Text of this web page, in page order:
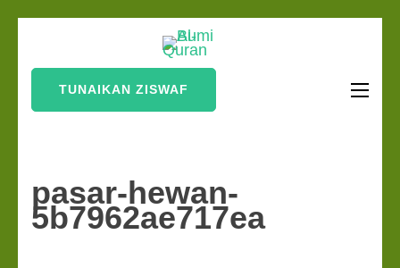
(Tekan
Kebahagiaan Dunia-
TUNAIKAN ZISWAF
pasar-hewan-
5b7962ae717ea